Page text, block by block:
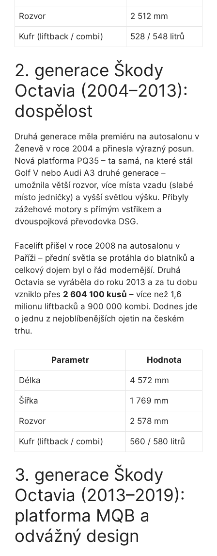
Rozvor 2 512 mm
Kufr (liftback / combi) 528 / 548 litrů
2. generace Škody
Octavia (2004–2013):
dospělost
Druhá generace měla premiéru na autosalonu v
Ženevě v roce 2004 a přinesla výrazný posun.
Nová platforma PQ35 – ta samá, na které stál
Golf V nebo Audi A3 druhé generace –
umožnila větší rozvor, více místa vzadu (slabé
místo jedničky) a vyšší světlou výšku. Přibyly
zážehové motory s přímým vstřikem a
dvouspojková převodovka DSG.
Facelift přišel v roce 2008 na autosalonu v
Paříži – přední světla se protáhla do blatníků a
celkový dojem byl o řád modernější. Druhá
Octavia se vyráběla do roku 2013 a za tu dobu
vzniklo přes 2 604 100 kusů – více než 1,6
milionu liftbacků a 900 000 kombi. Dodnes jde
o jednu z nejoblíbenějších ojetin na českém
trhu.
Parametr Hodnota
Délka 4 572 mm
Šířka 1 769 mm
Rozvor 2 578 mm
Kufr (liftback / combi) 560 / 580 litrů
3. generace Škody
Octavia (2013–2019):
platforma MQB a
odvážný design